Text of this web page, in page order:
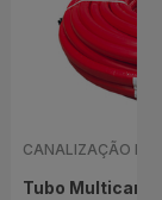
CANALIZAÇÃO E
Tubo